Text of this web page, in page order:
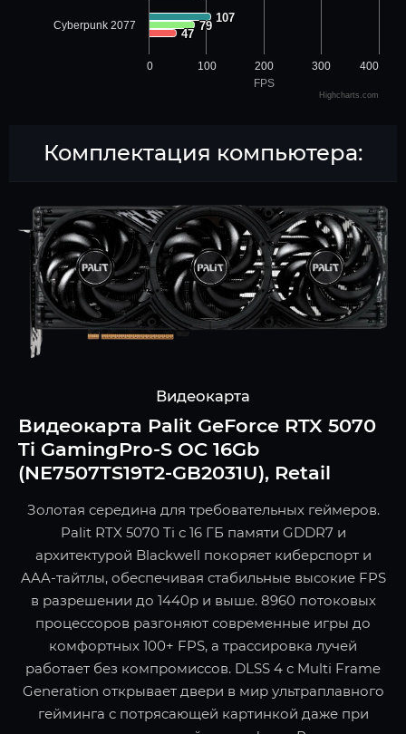
FPS
107
107
79
79
47
47
0 100 200 300 400
Cyberpunk 2077
Highcharts.com
Комплектация компьютера:
Видеокарта
Видеокарта Palit GeForce RTX 5070
Ti GamingPro-S OC 16Gb
(NE7507TS19T2-GB2031U), Retail
Золотая середина для требовательных геймеров.
Palit RTX 5070 Ti с 16 ГБ памяти GDDR7 и
архитектурой Blackwell покоряет киберспорт и
AAA-тайтлы, обеспечивая стабильные высокие FPS
в разрешении до 1440p и выше. 8960 потоковых
процессоров разгоняют современные игры до
комфортных 100+ FPS, а трассировка лучей
работает без компромиссов. DLSS 4 с Multi Frame
Generation открывает двери в мир ультраплавного
гейминга с потрясающей картинкой даже при